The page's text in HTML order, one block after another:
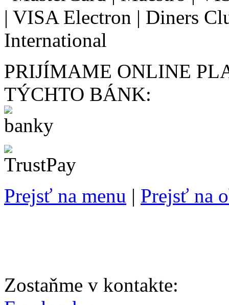
PRIJÍMAME ONLINE
TÝCHTO BÁNK:
Prejsť na menu | Prejsť na
Zostaňme v kontakte: